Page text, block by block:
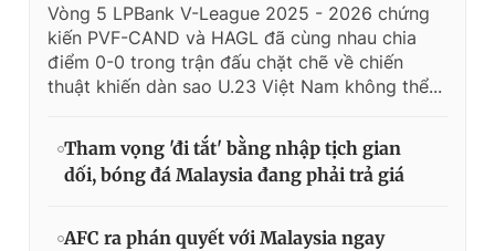
Vòng 5 LPBank V-League 2025 - 2026 chứng
kiến PVF-CAND và HAGL đã cùng nhau chia
điểm 0-0 trong trận đấu chặt chẽ về chiến
thuật khiến dàn sao U.23 Việt Nam không thể...
Tham vọng 'đi tắt' bằng nhập tịch gian
dối, bóng đá Malaysia đang phải trả giá
AFC ra phán quyết với Malaysia ngay